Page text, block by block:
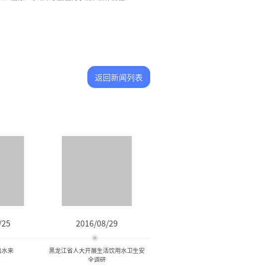
返回新闻列表
来
2016/08/29
黑龙江省人大开展生活饮用水卫生安
全调研